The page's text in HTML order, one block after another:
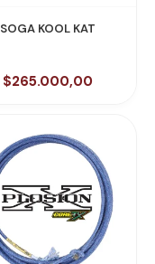
SOGA KOOL KAT
$265.000,00